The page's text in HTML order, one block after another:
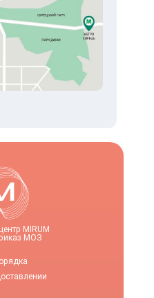
MIRUM
МОЗ